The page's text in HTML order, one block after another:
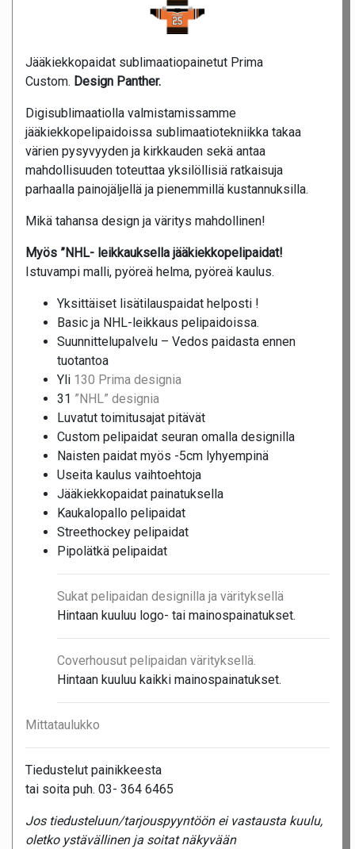
Jääkiekkopaidat sublimaatiopainetut Prima
Custom. Design Panther.
Digisublimaatiolla valmistamissamme
jääkiekkopelipaidoissa sublimaatiotekniikka takaa
värien pysyvyyden ja kirkkauden sekä antaa
mahdollisuuden toteuttaa yksilöllisiä ratkaisuja
parhaalla painojäljellä ja pienemmillä kustannuksilla.
Mikä tahansa design ja väritys mahdollinen!
Myös ”NHL- leikkauksella jääkiekkopelipaidat!
Istuvampi malli, pyöreä helma, pyöreä kaulus.
Yksittäiset lisätilauspaidat helposti !
Basic ja NHL-leikkaus pelipaidoissa.
Suunnittelupalvelu – Vedos paidasta ennen
tuotantoa
Yli 130 Prima designia
31 ”NHL” designia
Luvatut toimitusajat pitävät
Custom pelipaidat seuran omalla designilla
Naisten paidat myös -5cm lyhyempinä
Useita kaulus vaihtoehtoja
Jääkiekkopaidat painatuksella
Kaukalopallo pelipaidat
Streethockey pelipaidat
Pipolätkä pelipaidat
Sukat pelipaidan designilla ja värityksellä
Hintaan kuuluu logo- tai mainospainatukset.
Coverhousut pelipaidan värityksellä.
Hintaan kuuluu kaikki mainospainatukset.
Mittataulukko
Tiedustelut painikkeesta
tai soita puh. 03- 364 6465
Jos tiedusteluun/tarjouspyyntöön ei vastausta kuulu,
oletko ystävällinen ja soitat näkyvään